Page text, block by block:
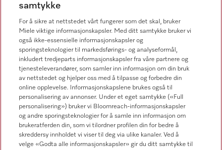
67 17 34 40
Forbrukerkontakt
67 17 31 00
Forhandlersøk
samtykke
For å sikre at nettstedet vårt fungerer som det skal, bruker
Miele viktige informasjonskapsler. Med ditt samtykke bruker vi
også ikke-essensielle informasjonskapsler og
sporingsteknologier til markedsførings- og analyseformål,
inkludert tredjeparts informasjonskapsler fra våre partnere og
tjenesteleverandører, som samler inn informasjon om din bruk
av nettstedet og hjelper oss med å tilpasse og forbedre din
online opplevelse. Informasjonskapslene brukes også til
personalisering av annonser. Under et eget samtykke («Full
personalisering») bruker vi Bloomreach-informasjonskapsler
og andre sporingsteknologier for å samle inn informasjon om
brukeratferden din, som vi tilordner profilen din for bedre å
skreddersy innholdet vi viser til deg via ulike kanaler. Ved å
velge «Godta alle informasjonskapsler» gir du ditt samtykke til